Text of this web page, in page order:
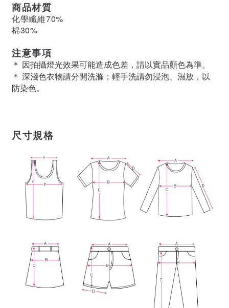
商品材質
化學纖維70%
棉30%
注意事項
＊ 因拍攝燈光效果可能造成色差，請以實品顏色為準。
＊ 深淺色衣物請分開洗滌；輕手洗請勿浸泡、濕放，以
防染色。
尺寸規格